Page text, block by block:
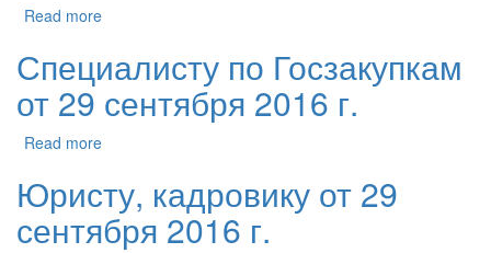
Read more
Специалисту по Госзакупкам
от 29 сентября 2016 г.
Read more
Юристу, кадровику от 29
сентября 2016 г.